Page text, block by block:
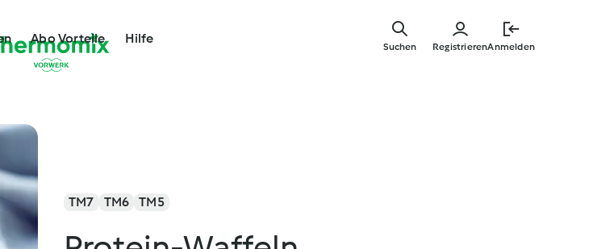
springen
Abo Vorteile Hilfe
RegistrierenAnmelden
Suchen
TM7 TM6 TM5